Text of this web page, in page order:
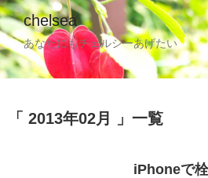
chelsea
あなたにもチェルシーあげたい
2013年02月 一覧
iPhoneで